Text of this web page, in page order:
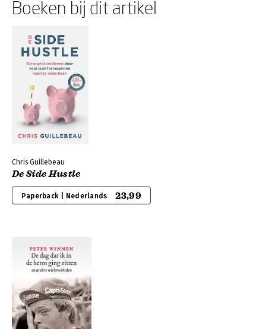
Boeken bij dit artikel
Chris Guillebeau
De Side Hustle
Paperback | Nederlands 23,99